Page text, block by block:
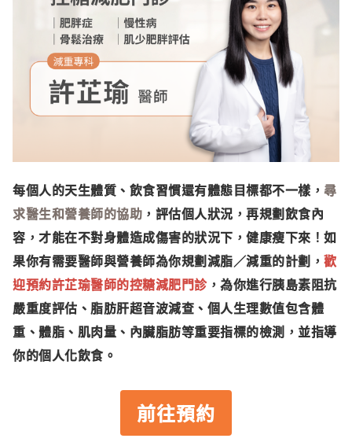
每個人的天生體質、飲食習慣還有體態目標都不一樣， 尋
求醫生和營養師的協助 ，評估個人狀況，再規劃飲食內
容，才能在不對身體造成傷害的狀況下，健康瘦下來！如
果你有需要醫師與營養師為你規劃減脂／減重的計劃， 歡
迎預約許芷瑜醫師的控糖減肥門診，為你進行胰島素阻抗
嚴重度評估、脂肪肝超音波減查、個人生理數值包含體
重、體脂、肌肉量、內臟脂肪等重要指標的檢測，並指導
你的個人化飲食。
前往預約